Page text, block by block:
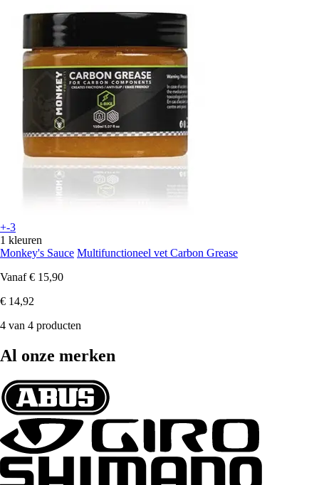
+-3
1 kleuren
Monkey's Sauce Multifunctioneel vet Carbon Grease
Vanaf € 15,90
€ 14,92
4 van 4 producten
Al onze merken